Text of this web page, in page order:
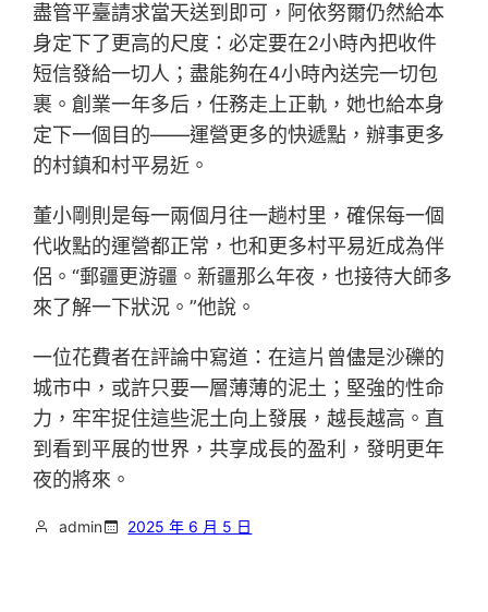
盡管平臺請求當天送到即可，阿依努爾仍然給本
身定下了更高的尺度：必定要在2小時內把收件
短信發給一切人；盡能夠在4小時內送完一切包
裹。創業一年多后，任務走上正軌，她也給本身
定下一個目的——運營更多的快遞點，辦事更多
的村鎮和村平易近。
董小剛則是每一兩個月往一趟村里，確保每一個
代收點的運營都正常，也和更多村平易近成為伴
侶。“郵疆更游疆。新疆那么年夜，也接待大師多
來了解一下狀況。”他說。
一位花費者在評論中寫道：在這片曾儘是沙礫的
城市中，或許只要一層薄薄的泥土；堅強的性命
力，牢牢捉住這些泥土向上發展，越長越高。直
到看到平展的世界，共享成長的盈利，發明更年
夜的將來。
admin 2025 年 6 月 5 日